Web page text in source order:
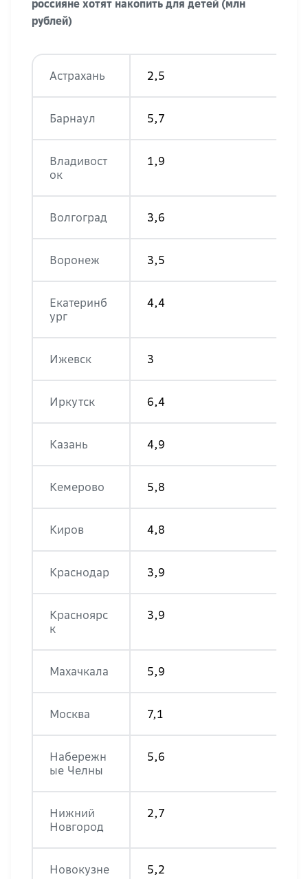
россияне хотят накопить для детей (млн
рублей)
Астрахань 2,5
Барнаул 5,7
Владивост
ок
1,9
Волгоград 3,6
Воронеж 3,5
Екатеринб
ург
4,4
Ижевск 3
Иркутск 6,4
Казань 4,9
Кемерово 5,8
Киров 4,8
Краснодар 3,9
Красноярс
к
3,9
Махачкала 5,9
Москва 7,1
Набережн
ые Челны
5,6
Нижний
Новгород
2,7
Новокузне
5,2